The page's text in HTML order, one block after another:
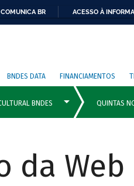
COMUNICA BR ACESSO À
BNDES DATA FINANCIAMENTOS
da Web